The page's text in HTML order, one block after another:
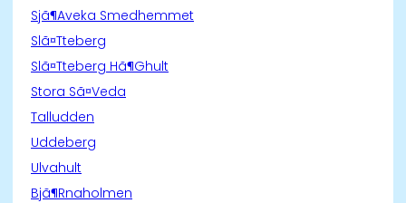
Sjã¶Aveka Smedhemmet
Slã¤Tteberg
Slã¤Tteberg Hã¶Ghult
Stora Sã¤Veda
Talludden
Uddeberg
Ulvahult
Bjã¶Rnaholmen